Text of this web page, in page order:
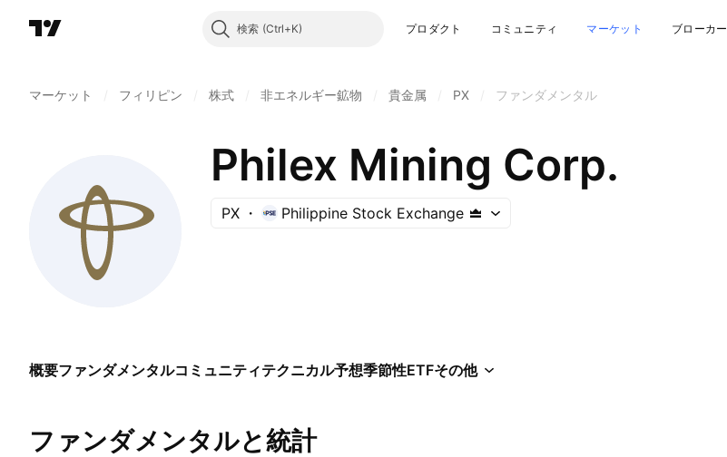
検索 プロダクト コミュニティ マーケット ブローカー
マーケット フィリピン 株式 非エネルギー鉱物 貴金属 PX ファンダメンタル
Philex Mining Corp.
PX Philippine Stock Exchange
概要ファンダメンタルコミュニティテクニカル予想季節性ETFその他
ファンダメンタルと統計